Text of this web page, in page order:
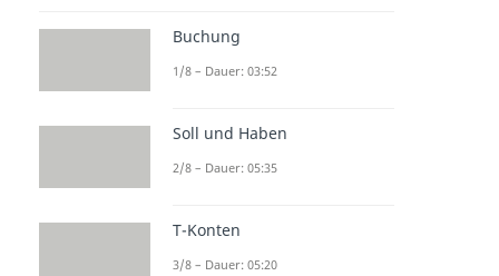
Buchung
1/8 – Dauer: 03:52
Soll und Haben
2/8 – Dauer: 05:35
T-Konten
3/8 – Dauer: 05:20